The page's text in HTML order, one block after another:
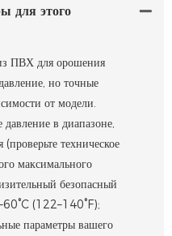
для этого
ПВХ для орошения
но точные
от модели.
в диапазоне,
техническое
максимального
безопасный
(122–140°F);
параметры вашего